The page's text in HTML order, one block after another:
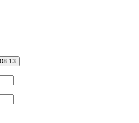
13